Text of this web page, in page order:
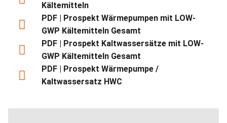
Kältemitteln
PDF | Prospekt Wärmepumpen mit LOW-
GWP Kältemitteln Gesamt
PDF | Prospekt Kaltwassersätze mit LOW-
GWP Kältemitteln Gesamt
PDF | Prospekt Wärmepumpe /
Kaltwassersatz HWC